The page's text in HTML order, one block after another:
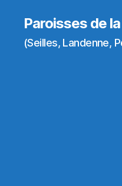
Paroisses de
(Seilles, Landenne,